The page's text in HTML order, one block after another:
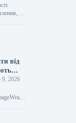
2026
від
9, 2026